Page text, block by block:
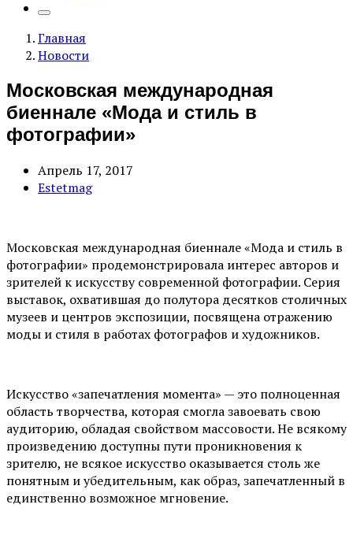
Главная
Новости
Московская международная
биеннале «Мода и стиль в
фотографии»
Апрель 17, 2017
Estetmag
Московская международная биеннале «Мода и стиль в
фотографии» продемонстрировала интерес авторов и
зрителей к искусству современной фотографии. Серия
выставок, охватившая до полутора десятков столичных
музеев и центров экспозиции, посвящена отражению
моды и стиля в работах фотографов и художников.
Искусство «запечатления момента» — это полноценная
область творчества, которая смогла завоевать свою
аудиторию, обладая свойством массовости. Не всякому
произведению доступны пути проникновения к
зрителю, не всякое искусство оказывается столь же
понятным и убедительным, как образ, запечатленный в
единственно возможное мгновение.